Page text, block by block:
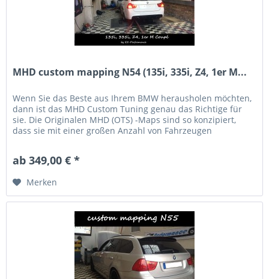
MHD custom mapping N54 (135i, 335i, Z4, 1er M...
Wenn Sie das Beste aus Ihrem BMW herausholen möchten,
dann ist das MHD Custom Tuning genau das Richtige für
sie. Die Originalen MHD (OTS) -Maps sind so konzipiert,
dass sie mit einer großen Anzahl von Fahrzeugen
ab 349,00 € *
Merken